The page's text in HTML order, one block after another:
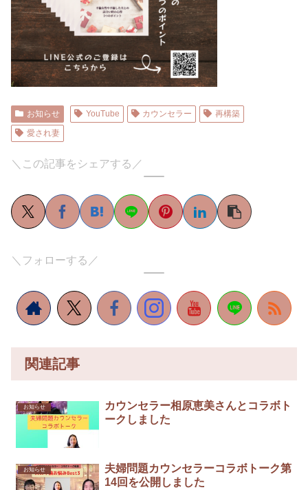
お知らせ YouTube カウンセラー
再構築
愛され妻
＼この記事をシェアする／
＼フォローする／
関連記事
お知らせ
カウンセラー相原恵美さんとコラボト
ークしました
お知らせ
夫婦問題カウンセラーコラボトーク第
14回を公開しました